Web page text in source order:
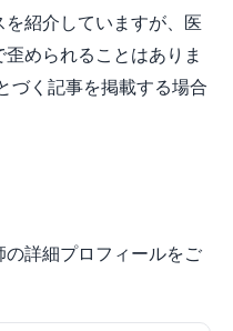
紹介していますが、医
められることはありま
づく記事を掲載する場合
詳細プロフィールをご